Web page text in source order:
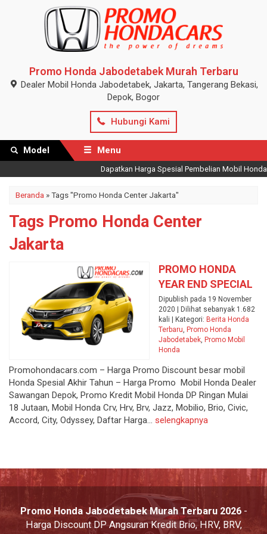
Promo Honda Jabodetabek Murah Terbaru
Dealer Mobil Honda Jabodetabek, Jakarta, Tangerang Bekasi,
Depok, Bogor
Hubungi Kami
Model Menu
Dapatkan Harga Spesial Pembelian Mobil Honda
Beranda »Tags "Promo Honda Center Jakarta"
Tags Promo Honda Center
Jakarta
PROMO HONDA
YEAR END SPECIAL
Dipublish pada 19 November
2020 | Dilihat sebanyak 1.682
kali | Kategori: Berita Honda
Terbaru, Promo Honda
Jabodetabek, Promo Mobil
Honda
Promohondacars.com – Harga Promo Discount besar mobil
Honda Spesial Akhir Tahun – Harga Promo Mobil Honda Dealer
Sawangan Depok, Promo Kredit Mobil Honda DP Ringan Mulai
18 Jutaan, Mobil Honda Crv, Hrv, Brv, Jazz, Mobilio, Brio, Civic,
Accord, City, Odyssey, Daftar Harga... selengkapnya
Promo Honda Jabodetabek Murah Terbaru 2026-
Harga Discount DP Angsuran Kredit Brio, HRV, BRV,